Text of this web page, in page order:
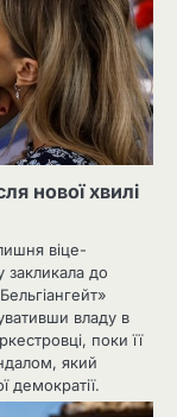
нової хвилі
віце-
закликала до
владу в
поки її
який
демократії.